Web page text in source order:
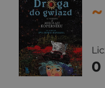
~
0